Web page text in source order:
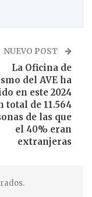
NUEVO POST
La Oficina de
del AVE ha
en este 2024
total de 11.564
de las que
el 40% eran
extranjeras